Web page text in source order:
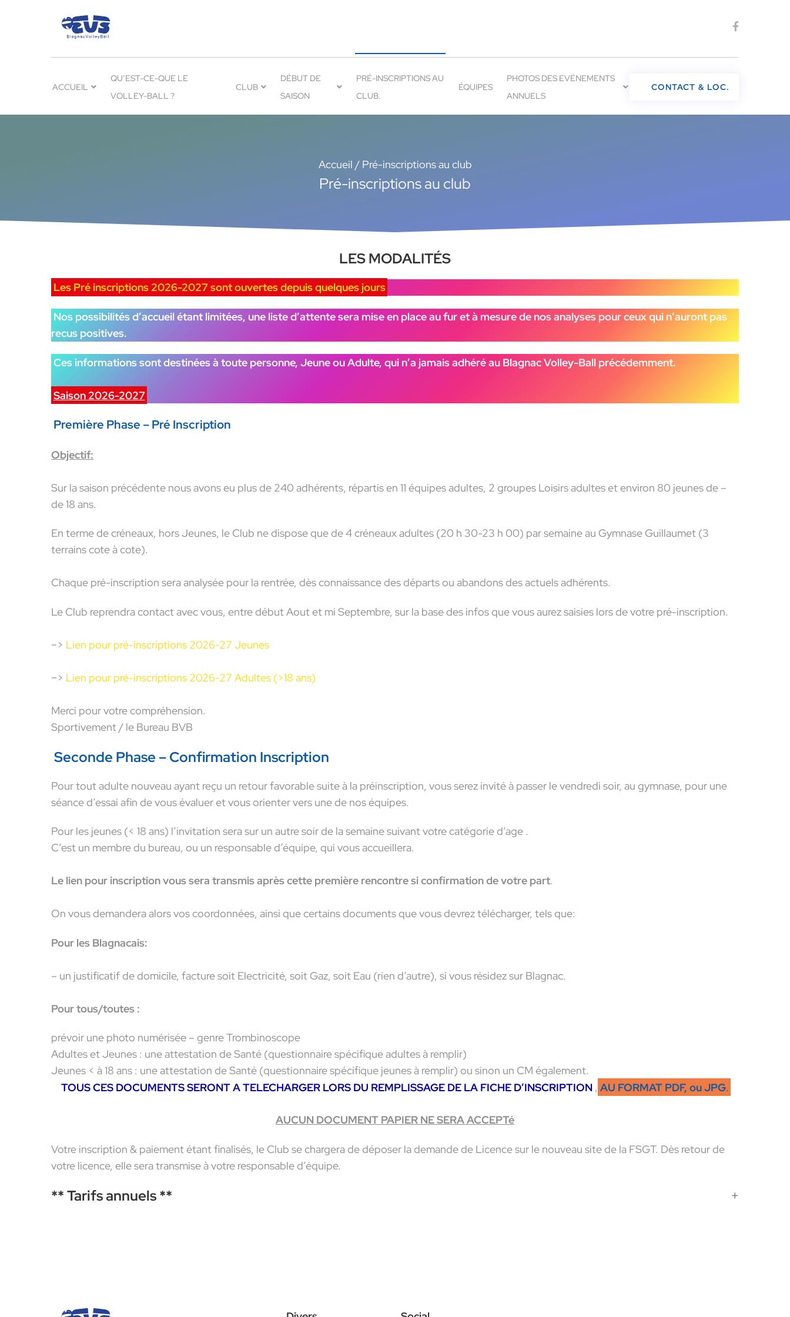
ACCUEIL
QU’EST-CE-QUE LE
VOLLEY-BALL ?
CLUB
DÉBUT DE
SAISON
PRÉ-INSCRIPTIONS AU
CLUB.
ÉQUIPES
PHOTOS DES EVÉNEMENTS
ANNUELS
CONTACT & LOC.
Accueil / Pré-inscriptions au club
Pré-inscriptions au club
LES MODALITÉS
Les Pré inscriptions 2026-2027 sont ouvertes depuis quelques jours
Nos possibilités d’accueil étant limitées, une liste d’attente sera mise en place au fur et à mesure de nos analyses pour ceux qui n’auront pas
recus positives.
Ces informations sont destinées à toute personne, Jeune ou Adulte, qui n’a jamais adhéré au Blagnac Volley-Ball précédemment.
Saison 2026-2027
Première Phase – Pré Inscription
Objectif:
Sur la saison précédente nous avons eu plus de 240 adhérents, répartis en 11 équipes adultes, 2 groupes Loisirs adultes et environ 80 jeunes de –
de 18 ans.
En terme de créneaux, hors Jeunes, le Club ne dispose que de 4 créneaux adultes (20 h 30-23 h 00) par semaine au Gymnase Guillaumet (3
terrains cote à cote).
Chaque pré-inscription sera analysée pour la rentrée, dès connaissance des départs ou abandons des actuels adhérents.
Le Club reprendra contact avec vous, entre début Aout et mi Septembre, sur la base des infos que vous aurez saisies lors de votre pré-inscription.
–> Lien pour pré-inscriptions 2026-27 Jeunes
–> Lien pour pré-inscriptions 2026-27 Adultes (>18 ans)
Merci pour votre compréhension.
Sportivement / le Bureau BVB
Seconde Phase – Confirmation Inscription
Pour tout adulte nouveau ayant reçu un retour favorable suite à la préinscription, vous serez invité à passer le vendredi soir, au gymnase, pour une
séance d’essai afin de vous évaluer et vous orienter vers une de nos équipes.
Pour les jeunes (< 18 ans) l’invitation sera sur un autre soir de la semaine suivant votre catégorie d’age .
C’est un membre du bureau, ou un responsable d’équipe, qui vous accueillera.
Le lien pour inscription vous sera transmis après cette première rencontre si confirmation de votre part.
On vous demandera alors vos coordonnées, ainsi que certains documents que vous devrez télécharger, tels que:
Pour les Blagnacais:
– un justificatif de domicile, facture soit Electricité, soit Gaz, soit Eau (rien d’autre), si vous résidez sur Blagnac.
Pour tous/toutes :
prévoir une photo numérisée – genre Trombinoscope
Adultes et Jeunes : une attestation de Santé (questionnaire spécifique adultes à remplir)
Jeunes < à 18 ans : une attestation de Santé (questionnaire spécifique jeunes à remplir) ou sinon un CM également.
TOUS CES DOCUMENTS SERONT A TELECHARGER LORS DU REMPLISSAGE DE LA FICHE D’INSCRIPTION , AU FORMAT PDF, ou JPG.
AUCUN DOCUMENT PAPIER NE SERA ACCEPTé
Votre inscription & paiement étant finalisés, le Club se chargera de déposer la demande de Licence sur le nouveau site de la FSGT. Dès retour de
votre licence, elle sera transmise à votre responsable d’équipe.
** Tarifs annuels **